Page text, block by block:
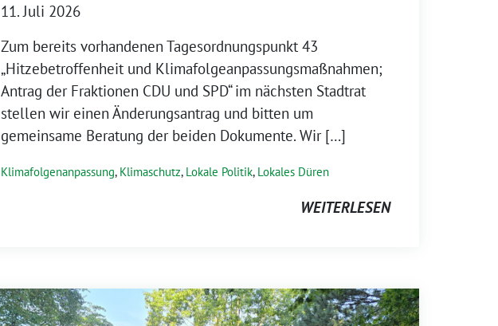
11. Juli 2026
Zum bereits vorhandenen Tagesordnungspunkt 43
„Hitzebetroffenheit und Klimafolgeanpassungsmaßnahmen;
Antrag der Fraktionen CDU und SPD“ im nächsten Stadtrat
stellen wir einen Änderungsantrag und bitten um
gemeinsame Beratung der beiden Dokumente. Wir […]
Klimafolgenanpassung, Klimaschutz, Lokale Politik, Lokales Düren
WEITERLESEN